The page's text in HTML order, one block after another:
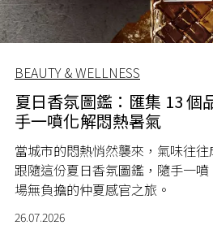
BEAUTY & WELLNESS
夏日香氛圖鑑：匯集 13 個
手一噴化解悶熱暑氣
當城市的悶熱悄然襲來，氣味往
跟隨這份夏日香氛圖鑑，隨手一
場無負擔的仲夏感官之旅。
26.07.2026